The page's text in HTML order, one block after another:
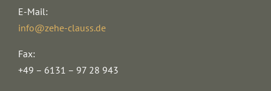
E-Mail:
info@zehe-clauss.de
Fax:
+49 – 6131 – 97 28 943